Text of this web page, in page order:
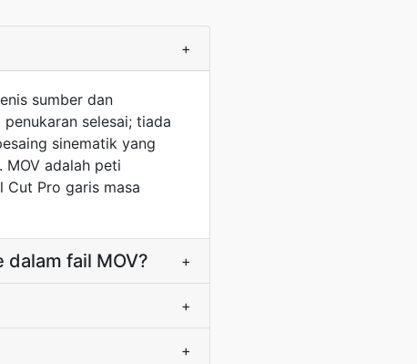
+
sumber dan
selesai; tiada
sinematik yang
adalah peti
Cut Pro garis masa
dalam fail MOV? +
+
+